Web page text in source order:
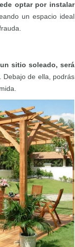
optar por instalar
un espacio ideal
sitio soleado, será
. Debajo de ella, podrás